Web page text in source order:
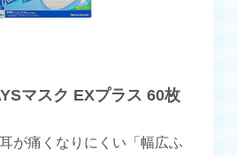
マスク EXプラス 60枚
が痛くなりにくい「幅広ふ